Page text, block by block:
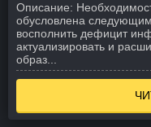
Описание:
обусловлена
восполнить дефицит
актуализировать и
образ...